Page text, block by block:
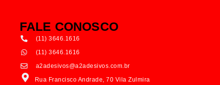
FALE CONOSCO
(11) 3646.1616
(11) 3646.1616
a2adesivos@a2adesivos.com.br
Rua Francisco Andrade, 70 Vila Zulmira